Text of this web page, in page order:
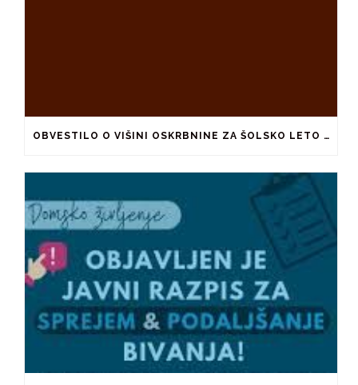
OBVESTILO O VIŠINI OSKRBNINE ZA ŠOLSKO LETO 2026/2027